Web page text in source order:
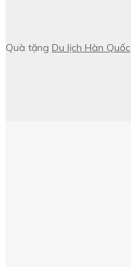
Quà tặng Du lịch Hàn Quốc